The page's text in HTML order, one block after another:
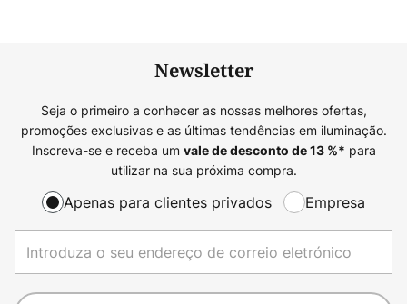
Newsletter
Seja o primeiro a conhecer as nossas melhores ofertas,
promoções exclusivas e as últimas tendências em iluminação.
Inscreva-se e receba um vale de desconto de13%* para
utilizar na sua próxima compra.
Apenas para clientes privados Empresa